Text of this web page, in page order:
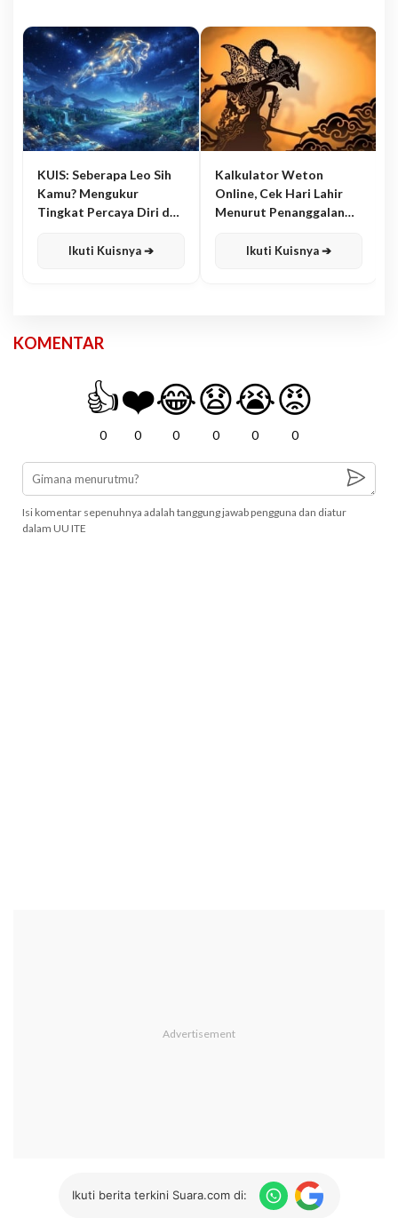
KUIS: Seberapa Leo Sih
Kamu? Mengukur
Tingkat Percaya Diri dan
Ikuti Kuisnya ➔
Kalkulator Weton
Online, Cek Hari Lahir
Menurut Penanggalan
Ikuti Kuisnya ➔
KOMENTAR
👍
0
❤️
0
😂
0
😧
0
😭
0
😡
0
Isi komentar sepenuhnya adalah tanggung jawab pengguna dan diatur
dalam UU ITE
Ikuti berita terkini Suara.com di: